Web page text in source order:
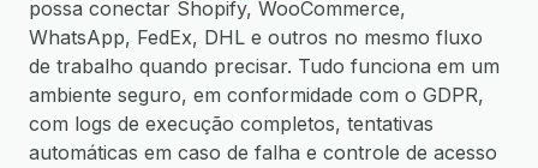
possa conectar Shopify, WooCommerce,
WhatsApp, FedEx, DHL e outros no mesmo fluxo
de trabalho quando precisar. Tudo funciona em um
ambiente seguro, em conformidade com o GDPR,
com logs de execução completos, tentativas
automáticas em caso de falha e controle de acesso